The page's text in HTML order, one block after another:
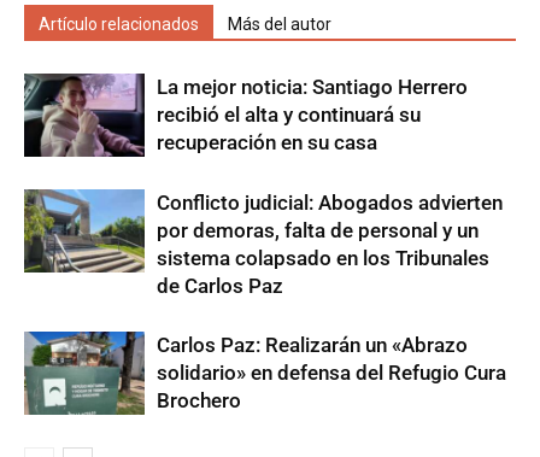
Artículo relacionados Más del autor
La mejor noticia: Santiago Herrero
recibió el alta y continuará su
recuperación en su casa
Conflicto judicial: Abogados advierten
por demoras, falta de personal y un
sistema colapsado en los Tribunales
de Carlos Paz
Carlos Paz: Realizarán un «Abrazo
solidario» en defensa del Refugio Cura
Brochero